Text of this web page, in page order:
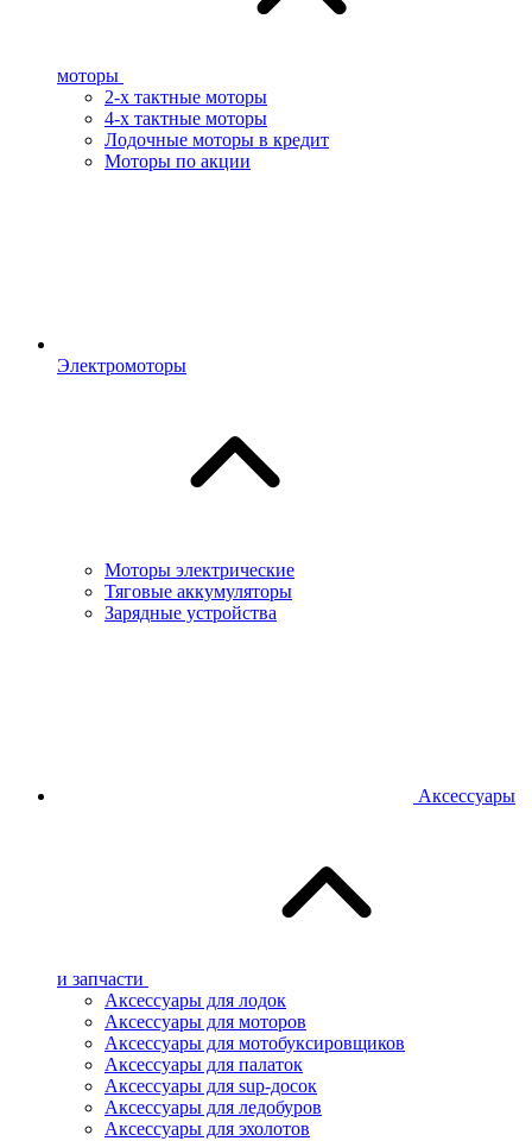
моторы
2-х тактные моторы
4-х тактные моторы
Лодочные моторы в кредит
Моторы по акции
Электромоторы
Моторы электрические
Тяговые аккумуляторы
Зарядные устройства
Аксессуары
и запчасти
Аксессуары для лодок
Аксессуары для моторов
Аксессуары для мотобуксировщиков
Аксессуары для палаток
Аксессуары для sup-досок
Аксессуары для ледобуров
Аксессуары для эхолотов